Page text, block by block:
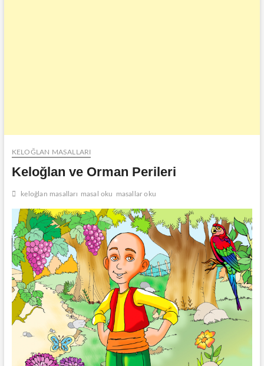
KELOĞLAN MASALLARI
Keloğlan ve Orman Perileri
keloğlan masalları masal oku masallar oku